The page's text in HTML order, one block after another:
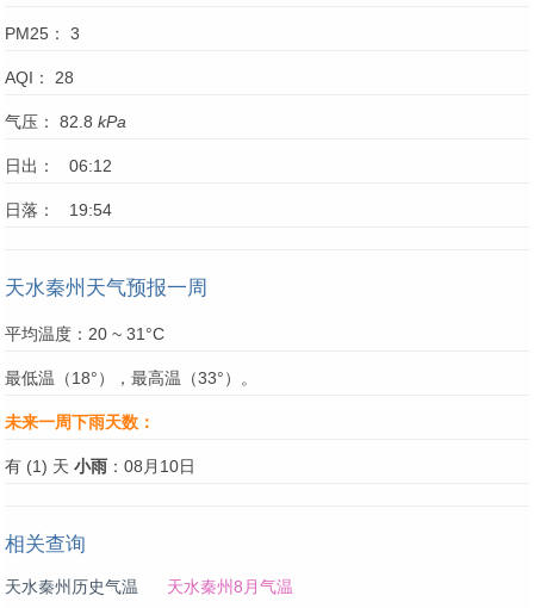
PM25： 3
AQI： 28
气压： 82.8 kPa
日出： 06:12
日落： 19:54
天水秦州天气预报一周
平均温度：20 ~ 31°C
最低温（18°），最高温（33°）。
未来一周下雨天数：
有 (1) 天 小雨 ：08月10日
相关查询
天水秦州历史气温 天水秦州8月气温